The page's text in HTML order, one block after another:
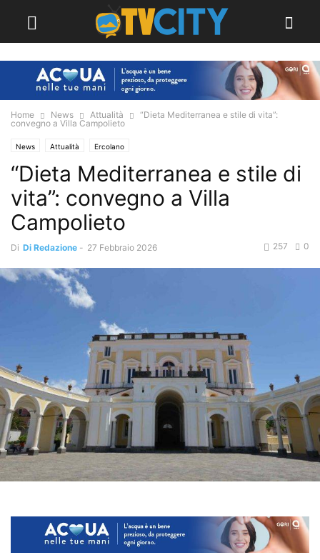
Home News Attualità
“Dieta Mediterranea e stile di vita”:
convegno a Villa Campolieto
News Attualità Ercolano
“Dieta Mediterranea e stile di
vita”: convegno a Villa
Campolieto
Di Di Redazione - 27 Febbraio 2026 0
257